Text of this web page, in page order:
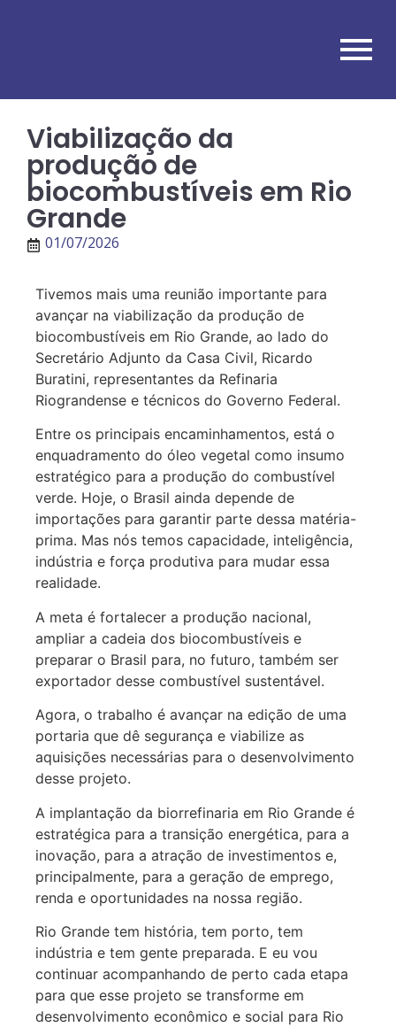
Viabilização da
produção de
biocombustíveis em Rio
Grande
01/07/2026
Tivemos mais uma reunião importante para
avançar na viabilização da produção de
biocombustíveis em Rio Grande, ao lado do
Secretário Adjunto da Casa Civil, Ricardo
Buratini, representantes da Refinaria
Riograndense e técnicos do Governo Federal.
Entre os principais encaminhamentos, está o
enquadramento do óleo vegetal como insumo
estratégico para a produção do combustível
verde. Hoje, o Brasil ainda depende de
importações para garantir parte dessa matéria-
prima. Mas nós temos capacidade, inteligência,
indústria e força produtiva para mudar essa
realidade.
A meta é fortalecer a produção nacional,
ampliar a cadeia dos biocombustíveis e
preparar o Brasil para, no futuro, também ser
exportador desse combustível sustentável.
Agora, o trabalho é avançar na edição de uma
portaria que dê segurança e viabilize as
aquisições necessárias para o desenvolvimento
desse projeto.
A implantação da biorrefinaria em Rio Grande é
estratégica para a transição energética, para a
inovação, para a atração de investimentos e,
principalmente, para a geração de emprego,
renda e oportunidades na nossa região.
Rio Grande tem história, tem porto, tem
indústria e tem gente preparada. E eu vou
continuar acompanhando de perto cada etapa
para que esse projeto se transforme em
desenvolvimento econômico e social para Rio